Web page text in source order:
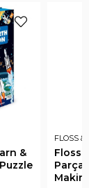
&
FLOSS &
Floss
Parça